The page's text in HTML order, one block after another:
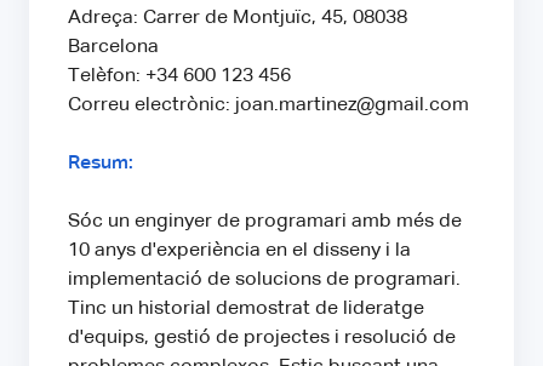
Adreça: Carrer de Montjuïc, 45, 08038
Barcelona
Telèfon: +34 600 123 456
Correu electrònic: joan.martinez@gmail.com
Resum:
Sóc un enginyer de programari amb més de
10 anys d'experiència en el disseny i la
implementació de solucions de programari.
Tinc un historial demostrat de lideratge
d'equips, gestió de projectes i resolució de